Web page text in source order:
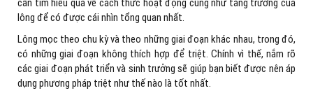
lông để có được cái nhìn tổng quan nhất.
Lông mọc theo chu kỳ và theo những giai đoạn khác nhau, trong đó,
có những giai đoạn không thích hợp để triệt. Chính vì thế, nắm rõ
các giai đoạn phát triển và sinh trưởng sẽ giúp bạn biết được nên áp
dụng phương pháp triệt như thế nào là tốt nhất.